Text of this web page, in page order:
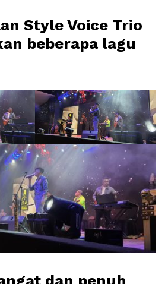
Style Voice Trio
beberapa lagu
dan penuh